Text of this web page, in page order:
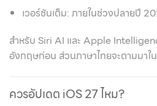
เวอร์ชันเต็ม: ภายในช่วงปลายปี
สำหรับ Siri AI และ Apple
อังกฤษก่อน ส่วนภาษาไทยจะตามมาใ
ควรอัปเดต iOS 27 ไหม?